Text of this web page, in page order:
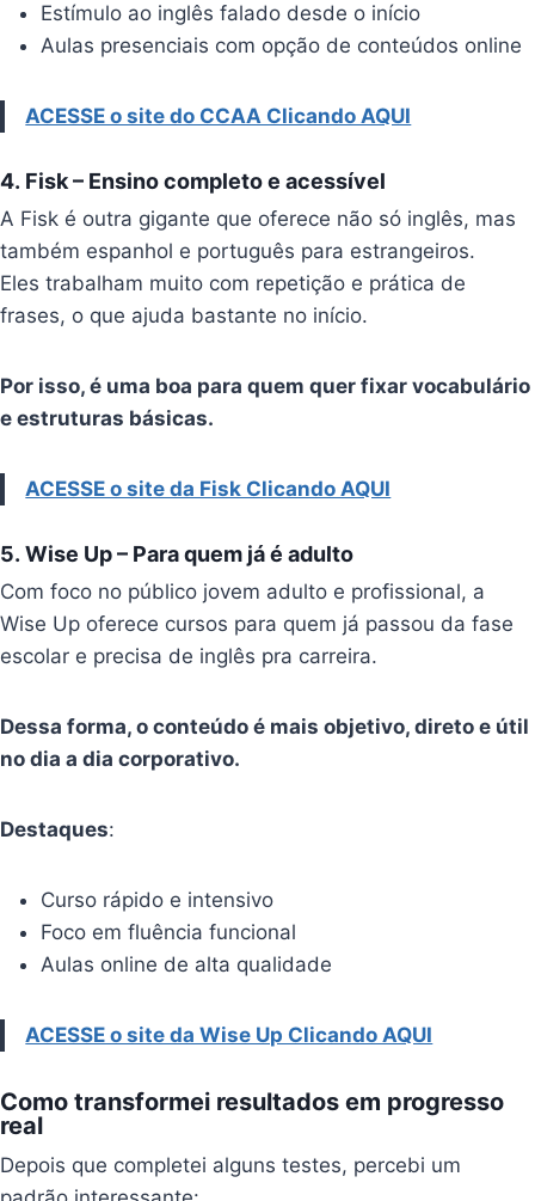
Estímulo ao inglês falado desde o início
Aulas presenciais com opção de conteúdos online
ACESSE o site do CCAA Clicando AQUI
4. Fisk– Ensino completo e acessível
A Fisk é outra gigante que oferece não só inglês, mas
também espanhol e português para estrangeiros.
Eles trabalham muito com repetição e prática de
frases, o que ajuda bastante no início.
Por isso, é uma boa para quem quer fixar vocabulário
e estruturas básicas.
ACESSE o site da Fisk Clicando AQUI
5.Wise Up– Para quem já é adulto
Com foco no público jovem adulto e profissional, a
Wise Up oferece cursos para quem já passou da fase
escolar e precisa de inglês pra carreira.
Dessa forma, o conteúdo é mais objetivo, direto e útil
no dia a dia corporativo.
Destaques:
Curso rápido e intensivo
Foco em fluência funcional
Aulas online de alta qualidade
ACESSE o site da Wise Up Clicando AQUI
Como transformei resultados em progresso
real
Depois que completei alguns testes, percebi um